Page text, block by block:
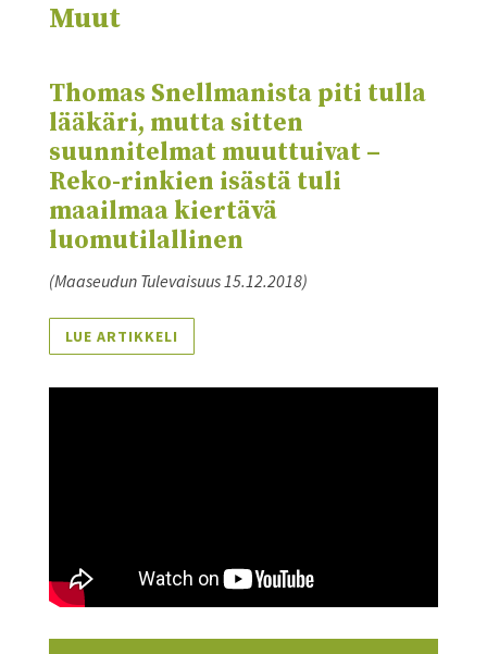
Muut
Thomas Snellmanista piti tulla
lääkäri, mutta sitten
suunnitelmat muuttuivat –
Reko-rinkien isästä tuli
maailmaa kiertävä
luomutilallinen
(Maaseudun Tulevaisuus15.12.2018)
LUE ARTIKKELI